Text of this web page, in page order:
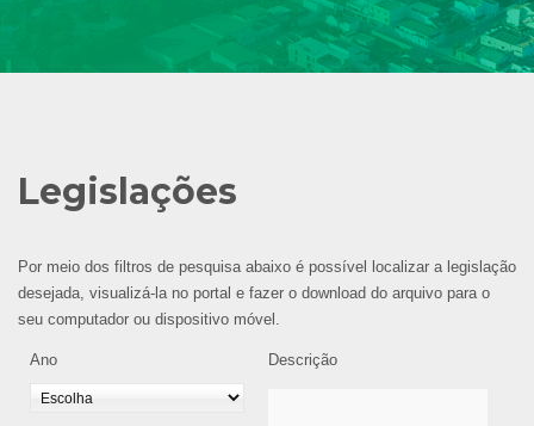
Legislações
Por meio dos filtros de pesquisa abaixo é possível localizar a legislação
desejada, visualizá-la no portal e fazer o download do arquivo para o
seu computador ou dispositivo móvel.
Ano Descrição